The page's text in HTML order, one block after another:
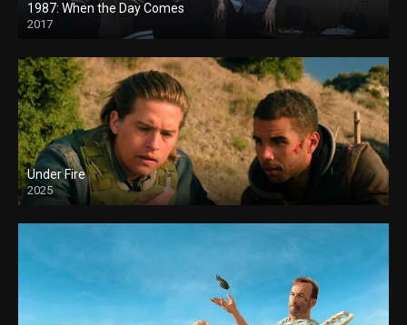
1987: When the Day Comes
2017
Under Fire
2025